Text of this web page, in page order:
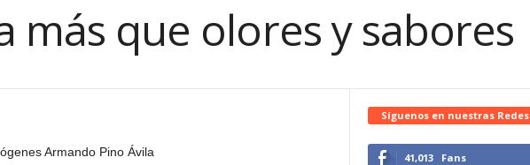
más que olores y sabores
Armando Pino Ávila
Síguenos en nuestras
41,013 Fans